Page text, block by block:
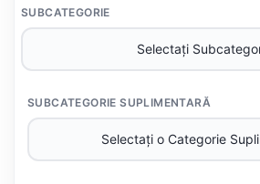
SUBCATEGORIE
SUBCATEGORIE SUPLIMENTARĂ